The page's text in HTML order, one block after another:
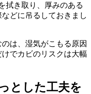
拭き取り、厚みのある
どに吊るしておきまし
は、湿気がこもる原因
でカビのリスクは大幅
とした工夫を